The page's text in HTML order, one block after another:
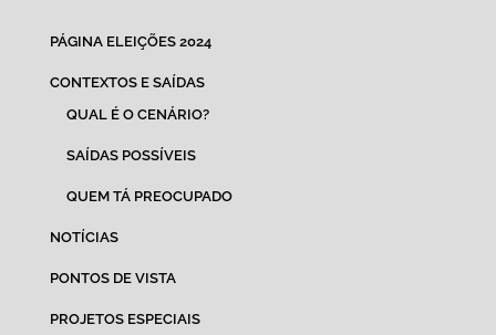
PÁGINA ELEIÇÕES 2024
CONTEXTOS E SAÍDAS
QUAL É O CENÁRIO?
SAÍDAS POSSÍVEIS
QUEM TÁ PREOCUPADO
NOTÍCIAS
PONTOS DE VISTA
PROJETOS ESPECIAIS